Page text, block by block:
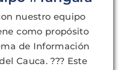
nuestro equipo
como propósito
de Información
Cauca. ??‍? Este